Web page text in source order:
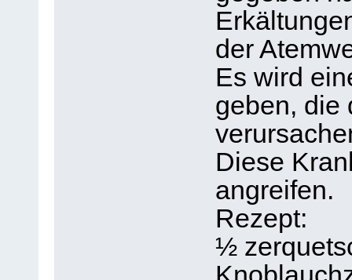
der
Es wird
geben, die
Diese
angreifen.
Rezept:
½